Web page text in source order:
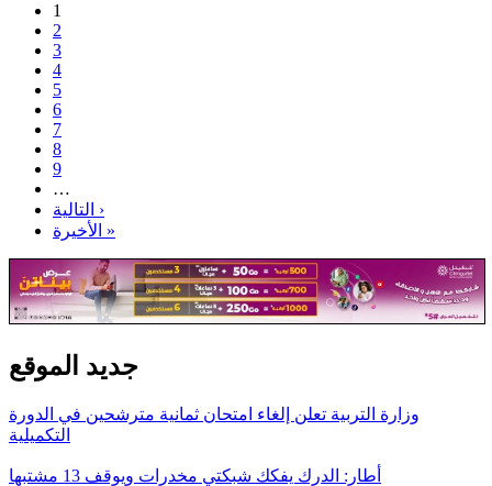
1
2
3
4
5
6
7
8
9
…
التالية ›
الأخيرة »
جديد الموقع
وزارة التربية تعلن إلغاء امتحان ثمانية مترشحين في الدورة
التكميلية
أطار: الدرك يفكك شبكتي مخدرات ويوقف 13 مشتبها